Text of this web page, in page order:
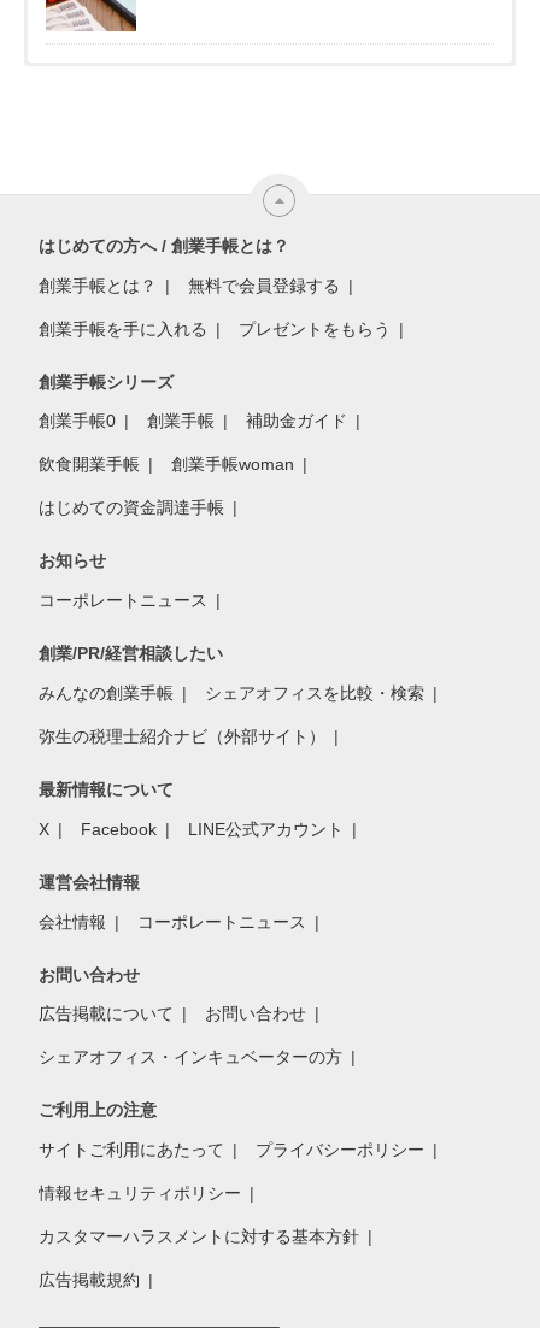
はじめての方へ / 創業手帳とは？
創業手帳とは？ 無料で会員登録する
創業手帳を手に入れる プレゼントをもらう
創業手帳シリーズ
創業手帳0 創業手帳 補助金ガイド
飲食開業手帳 創業手帳woman
はじめての資金調達手帳
お知らせ
コーポレートニュース
創業/PR/経営相談したい
みんなの創業手帳 シェアオフィスを比較・検索
弥生の税理士紹介ナビ（外部サイト）
最新情報について
X Facebook LINE公式アカウント
運営会社情報
会社情報 コーポレートニュース
お問い合わせ
広告掲載について お問い合わせ
シェアオフィス・インキュベーターの方
ご利用上の注意
サイトご利用にあたって プライバシーポリシー
情報セキュリティポリシー
カスタマーハラスメントに対する基本方針
広告掲載規約